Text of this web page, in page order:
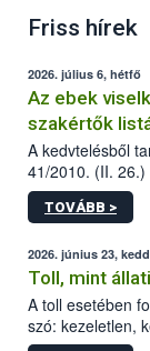
Friss hírek
2026. július 6, hétfő
Az ebek
szakértők
A kedvtelésből
41/2010. (II. 26.)
sérülés, illetve
hatósági
vonni az ebek
TOVÁBB >
2026. június 23, kedd
Toll, mint
A toll esetében
szó: kezeletlen,
„végpontját”.